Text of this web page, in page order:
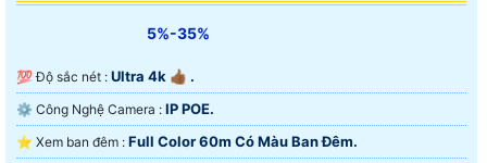
5%-35%
💯 Độ sắc nét : Ultra 4k 👍🏾 .
⚙ Công Nghệ Camera : IP POE.
⭐ Xem ban đêm : Full Color 60m Có Màu Ban Ðêm.